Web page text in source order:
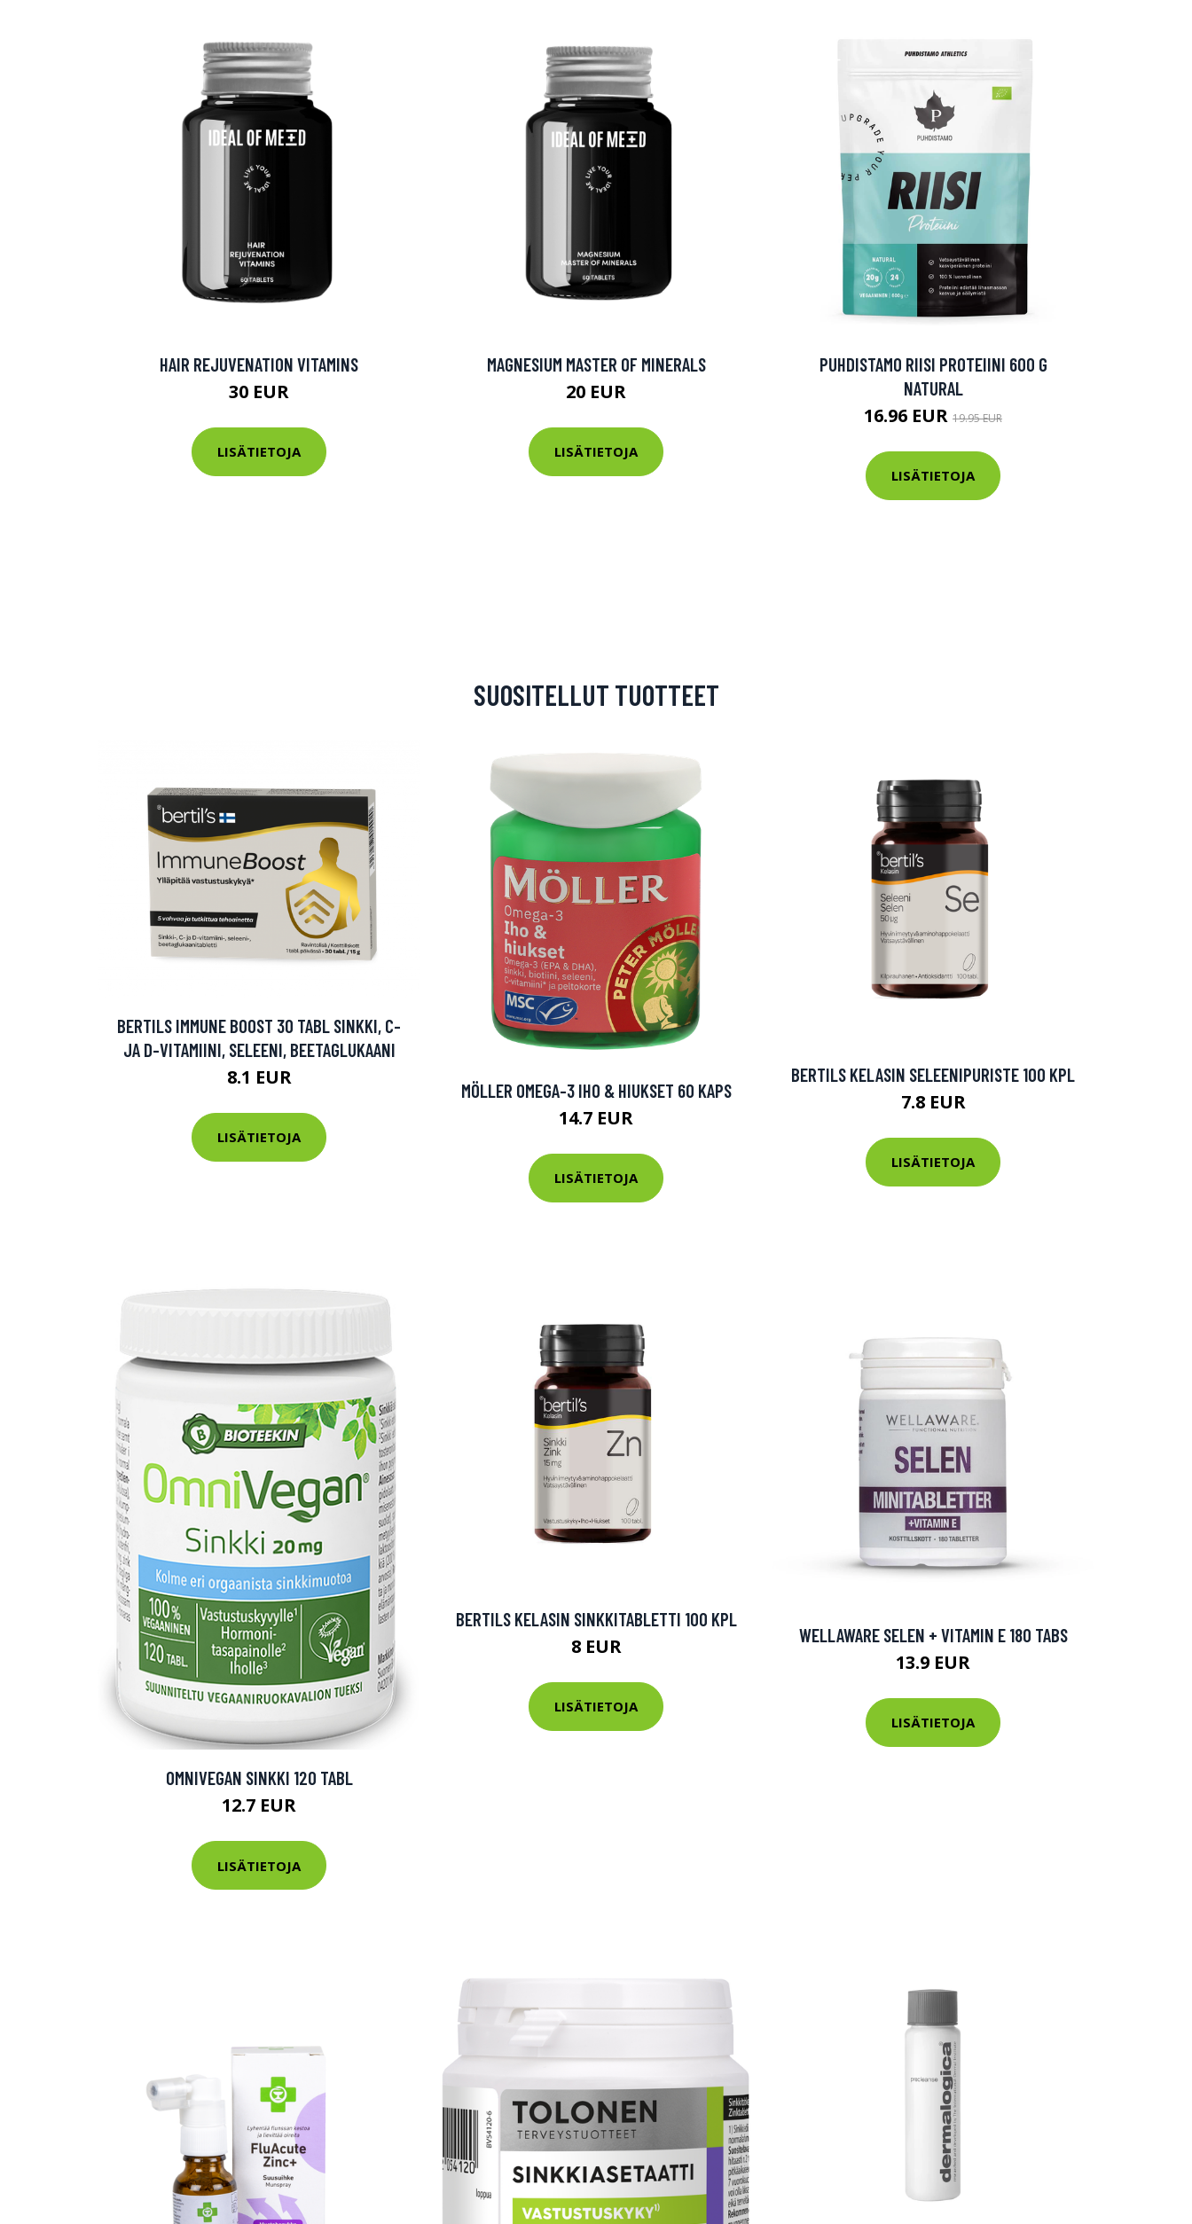
HAIR REJUVENATION VITAMINS
30 EUR
LISÄTIETOJA
MAGNESIUM MASTER OF MINERALS
20 EUR
LISÄTIETOJA
PUHDISTAMO RIISI PROTEIINI 600 G
NATURAL
16.96 EUR 19.95 EUR
LISÄTIETOJA
SUOSITELLUT TUOTTEET
BERTILS IMMUNE BOOST 30 TABL SINKKI, C-
JA D-VITAMIINI, SELEENI, BEETAGLUKAANI
8.1 EUR
LISÄTIETOJA
MÖLLER OMEGA-3 IHO & HIUKSET 60 KAPS
14.7 EUR
LISÄTIETOJA
BERTILS KELASIN SELEENIPURISTE 100 KPL
7.8 EUR
LISÄTIETOJA
OMNIVEGAN SINKKI 120 TABL
12.7 EUR
LISÄTIETOJA
BERTILS KELASIN SINKKITABLETTI 100 KPL
8 EUR
LISÄTIETOJA
WELLAWARE SELEN + VITAMIN E 180 TABS
13.9 EUR
LISÄTIETOJA
Erikoistarjous
Sponsoriltamme
Kaikki IdealofMeDin tuotteet -20 %!
Varaa terveystarkastus
nyt vain 200 €
hintaan.
KATSO TARJOUS